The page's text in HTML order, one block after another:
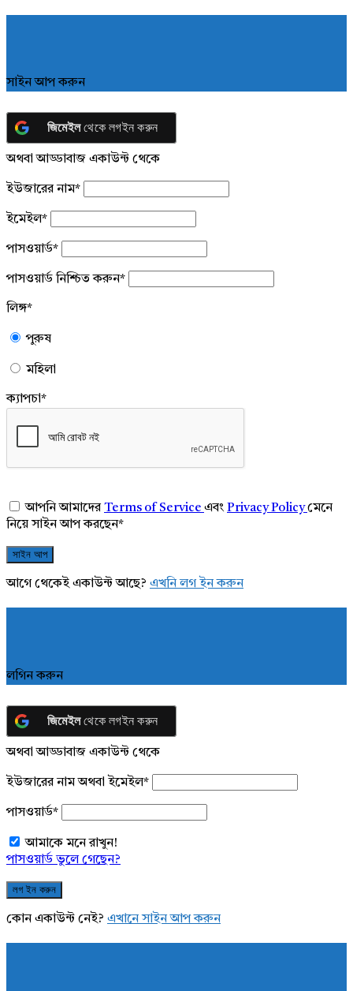
সাইন আপ করুন
জিমেইলথেকে লগইন করুন
অথবা আড্ডাবাজ একাউন্ট থেকে
ইউজারের নাম*
ইমেইল*
পাসওয়ার্ড*
পাসওয়ার্ড নিশ্চিত করুন*
লিঙ্গ*
পুরুষ
মহিলা
ক্যাপচা*
আপনি আমাদেরTerms of Service এবং Privacy Policyমেনে
নিয়ে সাইন আপ করছেন*
আগে থেকেই একাউন্ট আছে? এখনি লগ ইন করুন
লগিন করুন
জিমেইলথেকে লগইন করুন
অথবা আড্ডাবাজ একাউন্ট থেকে
ইউজারের নাম অথবা ইমেইল*
পাসওয়ার্ড*
আমাকে মনে রাখুন!
পাসওয়ার্ড ভুলে গেছেন?
কোন একাউন্ট নেই? এখানে সাইন আপ করুন